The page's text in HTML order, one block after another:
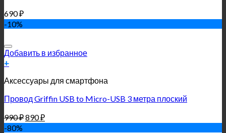
690₽
-10%
Добавить в избранное
+
Аксессуары для смартфона
Провод Griffin USB to Micro-USB 3 метра плоский
990₽890₽
-80%